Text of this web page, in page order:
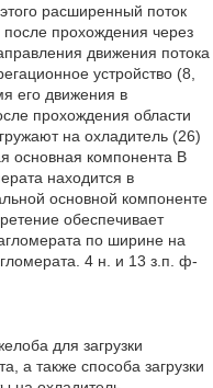
расширенный поток
прохождения через
движения потока
устройство (8,
его движения в
прохождения области
на охладитель (26)
основная компонента B
находится в
основной компоненте
обеспечивает
по ширине на
4 н. и 13 з.п. ф-
для загрузки
а также способа загрузки